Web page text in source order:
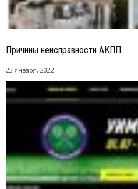
Причины неисправности АКПП
23 января, 2022